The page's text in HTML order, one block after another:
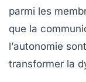
parmi les
que la
l’autonomie
transformer la